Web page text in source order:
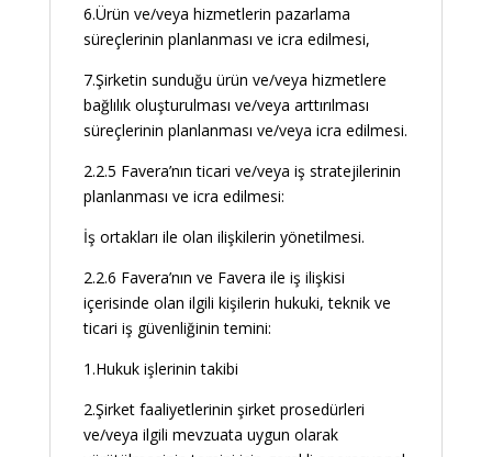
6.Ürün ve/veya hizmetlerin pazarlama
süreçlerinin planlanması ve icra edilmesi,
7.Şirketin sunduğu ürün ve/veya hizmetlere
bağlılık oluşturulması ve/veya arttırılması
süreçlerinin planlanması ve/veya icra edilmesi.
2.2.5 Favera’nın ticari ve/veya iş stratejilerinin
planlanması ve icra edilmesi:
İş ortakları ile olan ilişkilerin yönetilmesi.
2.2.6 Favera’nın ve Favera ile iş ilişkisi
içerisinde olan ilgili kişilerin hukuki, teknik ve
ticari iş güvenliğinin temini:
1.Hukuk işlerinin takibi
2.Şirket faaliyetlerinin şirket prosedürleri
ve/veya ilgili mevzuata uygun olarak